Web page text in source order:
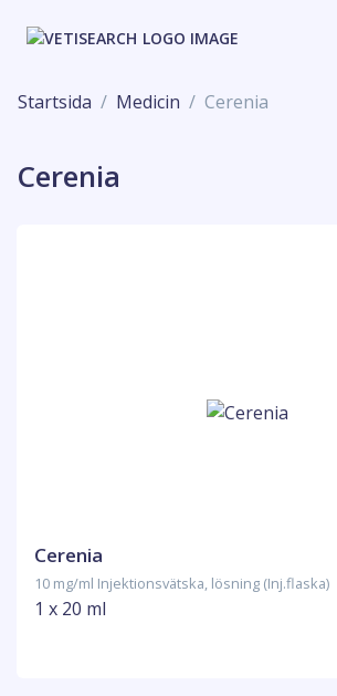
Startsida Medicin Cerenia
Cerenia
Cerenia
10 mg/ml Injektionsvätska, lösning (Inj.flaska)
1 x 20 ml